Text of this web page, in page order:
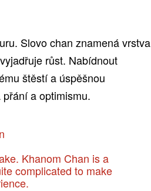
Slovo chan znamená vrstva
růst. Nabídnout
štěstí a úspěšnou
a optimismu.
Khanom Chan is a
complicated to make